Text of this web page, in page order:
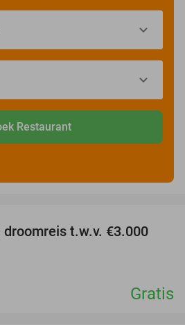
Restaurant
t.w.v. €3.000
Gratis